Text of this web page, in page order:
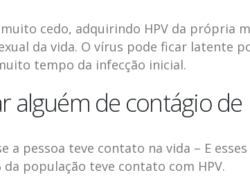
cedo, adquirindo HPV da própria
da vida. O vírus pode ficar latente
tempo da infecção inicial.
alguém de contágio de
a pessoa teve contato na vida – E
da população teve contato com HPV.